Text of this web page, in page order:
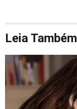
Leia Também